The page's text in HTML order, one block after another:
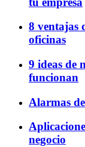
8 ventajas
oficinas
9 ideas de
funcionan
Alarmas
negocio